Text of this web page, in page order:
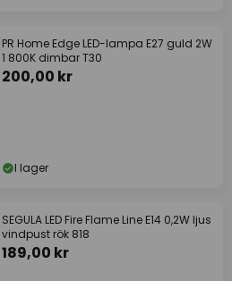
PR Home Edge LED-lampa E27 guld 2W
1 800K dimbar T30
200,00 kr
I lager
SEGULA LED Fire Flame Line E14 0,2W ljus
vindpust rök 818
189,00 kr